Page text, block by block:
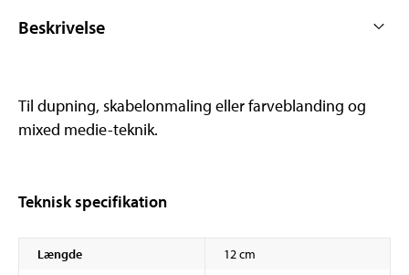
Beskrivelse
Til dupning, skabelonmaling eller farveblanding og
mixed medie-teknik.
Teknisk specifikation
Længde
12 cm